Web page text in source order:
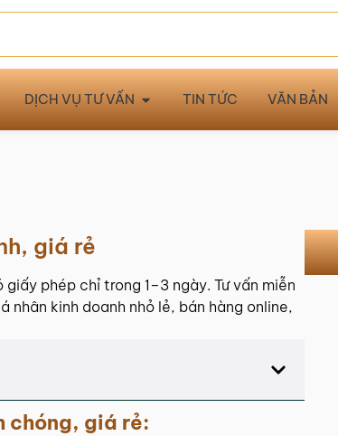
DỊCH VỤ TƯ VẤN TIN TỨC VĂN BẢN
giá rẻ
phép chỉ trong 1–3 ngày. Tư vấn miễn
nhân kinh doanh nhỏ lẻ, bán hàng online,
chóng, giá rẻ: